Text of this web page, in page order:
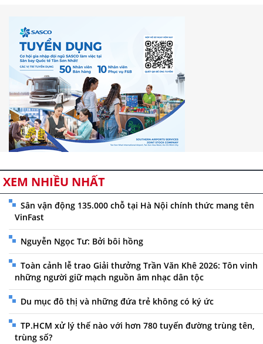
XEM NHIỀU NHẤT
Sân vận động 135.000 chỗ tại Hà Nội chính thức mang tên
VinFast
Nguyễn Ngọc Tư: Bởi bôi hồng
Toàn cảnh lễ trao Giải thưởng Trần Văn Khê 2026: Tôn vinh
những người giữ mạch nguồn âm nhạc dân tộc
Du mục đô thị và những đứa trẻ không có ký ức
TP.HCM xử lý thế nào với hơn 780 tuyến đường trùng tên,
trùng số?